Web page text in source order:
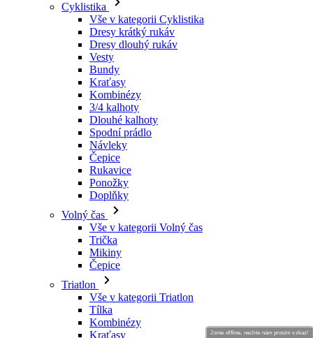
Cyklistika
Vše v kategorii Cyklistika
Dresy krátký rukáv
Dresy dlouhý rukáv
Vesty
Bundy
Kraťasy
Kombinézy
3/4 kalhoty
Dlouhé kalhoty
Spodní prádlo
Návleky
Čepice
Rukavice
Ponožky
Doplňky
Volný čas
Vše v kategorii Volný čas
Trička
Mikiny
Čepice
Triatlon
Vše v kategorii Triatlon
Tílka
Kombinézy
Kraťasy
Jsme offline, nechte nám prosím vzkaz!